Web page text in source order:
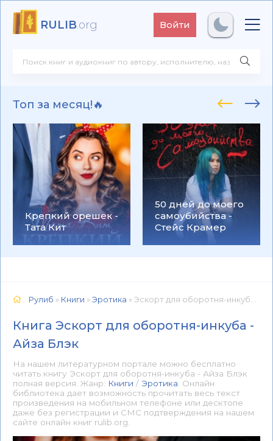
RULIB.org Войти
Топ за месяц!🔥
Крепкий орешек -
Тата Кит
50 дней до моего
самоубийства -
Стейс Крамер
Рулиб » Книги »Эротика » Эскорт для оборотня-инкуба - Айза Блэк 📕 - Книга онлайн бесплатно
Книга Эскорт для оборотня-инкуба -
Айза Блэк
На нашем литературном портале можно бесплатно
читать книгу Эскорт для оборотня-инкуба - Айза Блэк
полная версия. Жанр: Книги / Эротика . Онлайн
библиотека дает возможность прочитать весь текст
произведения на мобильном телефоне или десктопе
даже без регистрации и СМС подтверждения на нашем
сайте онлайн книг rulib.org.